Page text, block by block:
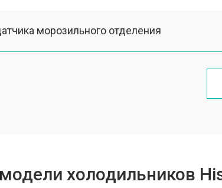
морозильного отделения
холодильников